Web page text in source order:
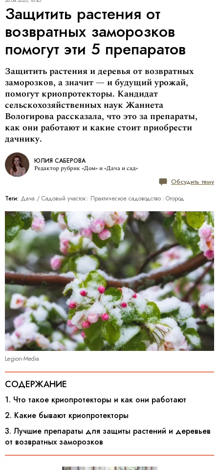
Защитить растения от
возвратных заморозков
помогут эти 5 препаратов
Защитить растения и деревья от возвратных
заморозков, а значит — и будущий урожай,
помогут криопротекторы. Кандидат
сельскохозяйственных наук Жаннета
Вологирова рассказала, что это за препараты,
как они работают и какие стоит приобрести
дачнику.
ЮЛИЯ САБЕРОВА
Редактор рубрик «Дом» и «Дача и сад»
Обсудить тему
Теги: Дача / Cадовый участок Практическое садоводство Огород
Legion-Media
СОДЕРЖАНИЕ
1. Что такое криопротекторы и как они работают
2. Какие бывают криопротекторы
3. Лучшие препараты для защиты растений и деревьев
от возвратных заморозков